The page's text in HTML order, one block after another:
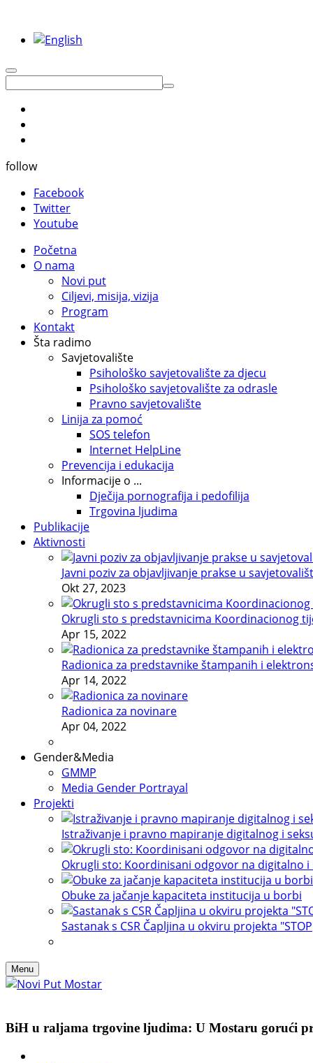
follow
Facebook
Twitter
Youtube
Početna
O nama
Novi put
Ciljevi, misija, vizija
Program
Kontakt
Šta radimo
Savjetovalište
Psihološko savjetovalište za djecu
Psihološko savjetovalište za odrasle
Pravno savjetovalište
Linija za pomoć
SOS telefon
Internet HelpLine
Prevencija i edukacija
Informacije o ...
Dječija pornografija i pedofilija
Trgovina ljudima
Publikacije
Aktivnosti
Javni poziv za objavljivanje prakse u
Okt 27, 2023
Okrugli sto s predstavnicima Koordinacionog
Apr 15, 2022
Radionica za predstavnike štampanih i
Apr 14, 2022
Radionica za novinare
Apr 04, 2022
Gender&Media
GMMP
Media Gender Portrayal
Projekti
Istraživanje i pravno mapiranje digitalnog i
Okrugli sto: Koordinisani odgovor na digitalno i
Obuke za jačanje kapaciteta institucija u borbi
Sastanak s CSR Čapljina u okviru projekta "STOP
Menu
BiH u raljama trgovine ljudima: U Mostaru gorući